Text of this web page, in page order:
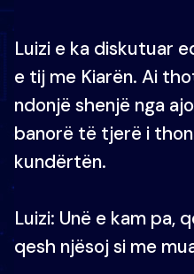
Luizi e ka diskutuar
e tij me Kiarën. Ai
ndonjë shenjë nga
banorë të tjerë i
kundërtën.
Luizi: Unë e kam pa,
qesh njësoj si me